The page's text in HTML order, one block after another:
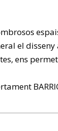
el
ens